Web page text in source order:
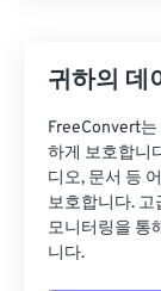
귀하의 데
FreeConvert는
하게 보호합니
디오, 문서 등
보호합니다. 고
모니터링을 통
니다.